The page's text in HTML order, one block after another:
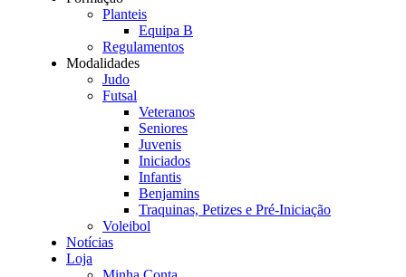
Planteis
Equipa B
Regulamentos
Modalidades
Judo
Futsal
Veteranos
Seniores
Juvenis
Iniciados
Infantis
Benjamins
Traquinas, Petizes e Pré-Iniciação
Voleibol
Notícias
Loja